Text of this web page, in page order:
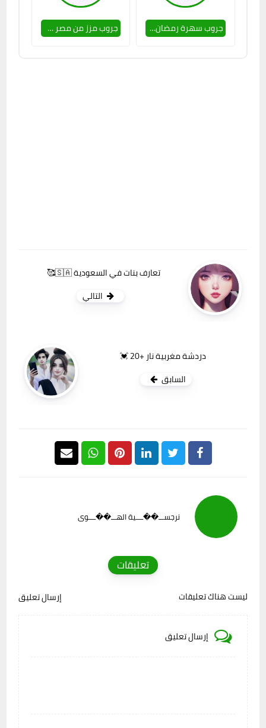
جروب سهرة رمضان 🥵🔥 جروب مزز من مصر 🥵🔥
تعارف بنات في السعودية 🇸🇦🥰
التالي
دردشة مغربية نار +20 💓
السابق
نرجســـ��ــــية الهـــ��ــــوى
تعليقات
ليست هناك تعليقات إرسال تعليق
إرسال تعليق